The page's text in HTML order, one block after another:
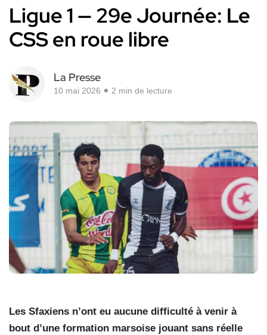
Ligue 1 — 29e Journée: Le
CSS en roue libre
La Presse
10 mai 2026 2 min de lecture
Les Sfaxiens n’ont eu aucune difficulté à venir à
bout d’une formation marsoise jouant sans réelle